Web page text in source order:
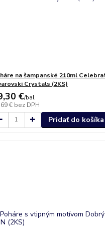
na šampanské 210ml
Crystals (2KS)
€/bal
€ bez DPH
Pridať do košíka